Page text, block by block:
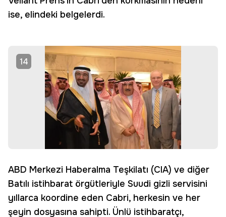
ise, elindeki belgelerdi.
14
ABD Merkezi Haberalma Teşkilatı (CIA) ve diğer
Batılı istihbarat örgütleriyle Suudi gizli servisini
yıllarca koordine eden Cabri, herkesin ve her
şeyin dosyasına sahipti. Ünlü istihbaratçı,